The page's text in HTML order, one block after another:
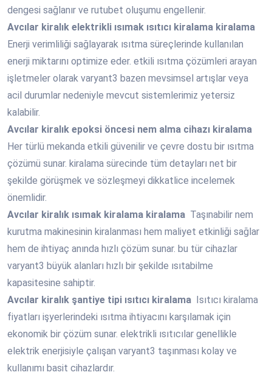
dengesi sağlanır ve rutubet oluşumu engellenir.
Avcılar kiralık elektrikli ısımak ısıtıcı kiralama kiralama
Enerji verimliliği sağlayarak ısıtma süreçlerinde kullanılan
enerji miktarını optimize eder. etkili ısıtma çözümleri arayan
işletmeler olarak varyant3 bazen mevsimsel artışlar veya
acil durumlar nedeniyle mevcut sistemlerimiz yetersiz
kalabilir.
Avcılar kiralık epoksi öncesi nem alma cihazı kiralama
Her türlü mekanda etkili güvenilir ve çevre dostu bir ısıtma
çözümü sunar. kiralama sürecinde tüm detayları net bir
şekilde görüşmek ve sözleşmeyi dikkatlice incelemek
önemlidir.
Avcılar kiralık ısımak kiralama kiralama Taşınabilir nem
kurutma makinesinin kiralanması hem maliyet etkinliği sağlar
hem de ihtiyaç anında hızlı çözüm sunar. bu tür cihazlar
varyant3 büyük alanları hızlı bir şekilde ısıtabilme
kapasitesine sahiptir.
Avcılar kiralık şantiye tipi ısıtıcı kiralama Isıtıcı kiralama
fiyatları işyerlerindeki ısıtma ihtiyacını karşılamak için
ekonomik bir çözüm sunar. elektrikli ısıtıcılar genellikle
elektrik enerjisiyle çalışan varyant3 taşınması kolay ve
kullanımı basit cihazlardır.